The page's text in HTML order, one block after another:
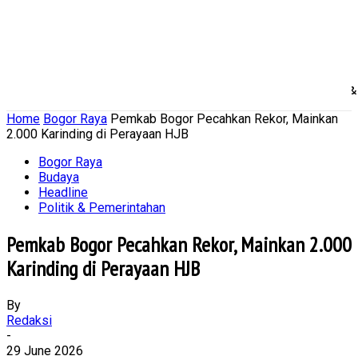
Politik
Home Bogor Raya Pemkab Bogor Pecahkan Rekor, Mainkan
2.000 Karinding di Perayaan HJB
Bogor Raya
Budaya
Headline
Politik & Pemerintahan
Pemkab Bogor Pecahkan Rekor, Mainkan 2.000
Karinding di Perayaan HJB
By
Redaksi
-
29 June 2026